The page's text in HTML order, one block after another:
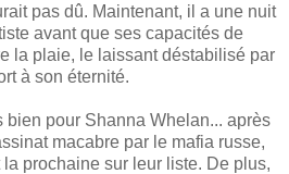
pas dû. Maintenant, il a une nuit
avant que ses capacités de
la plaie, le laissant déstabilisé par
à son éternité.
bien pour Shanna Whelan... après
macabre par le mafia russe,
prochaine sur leur liste. De plus,